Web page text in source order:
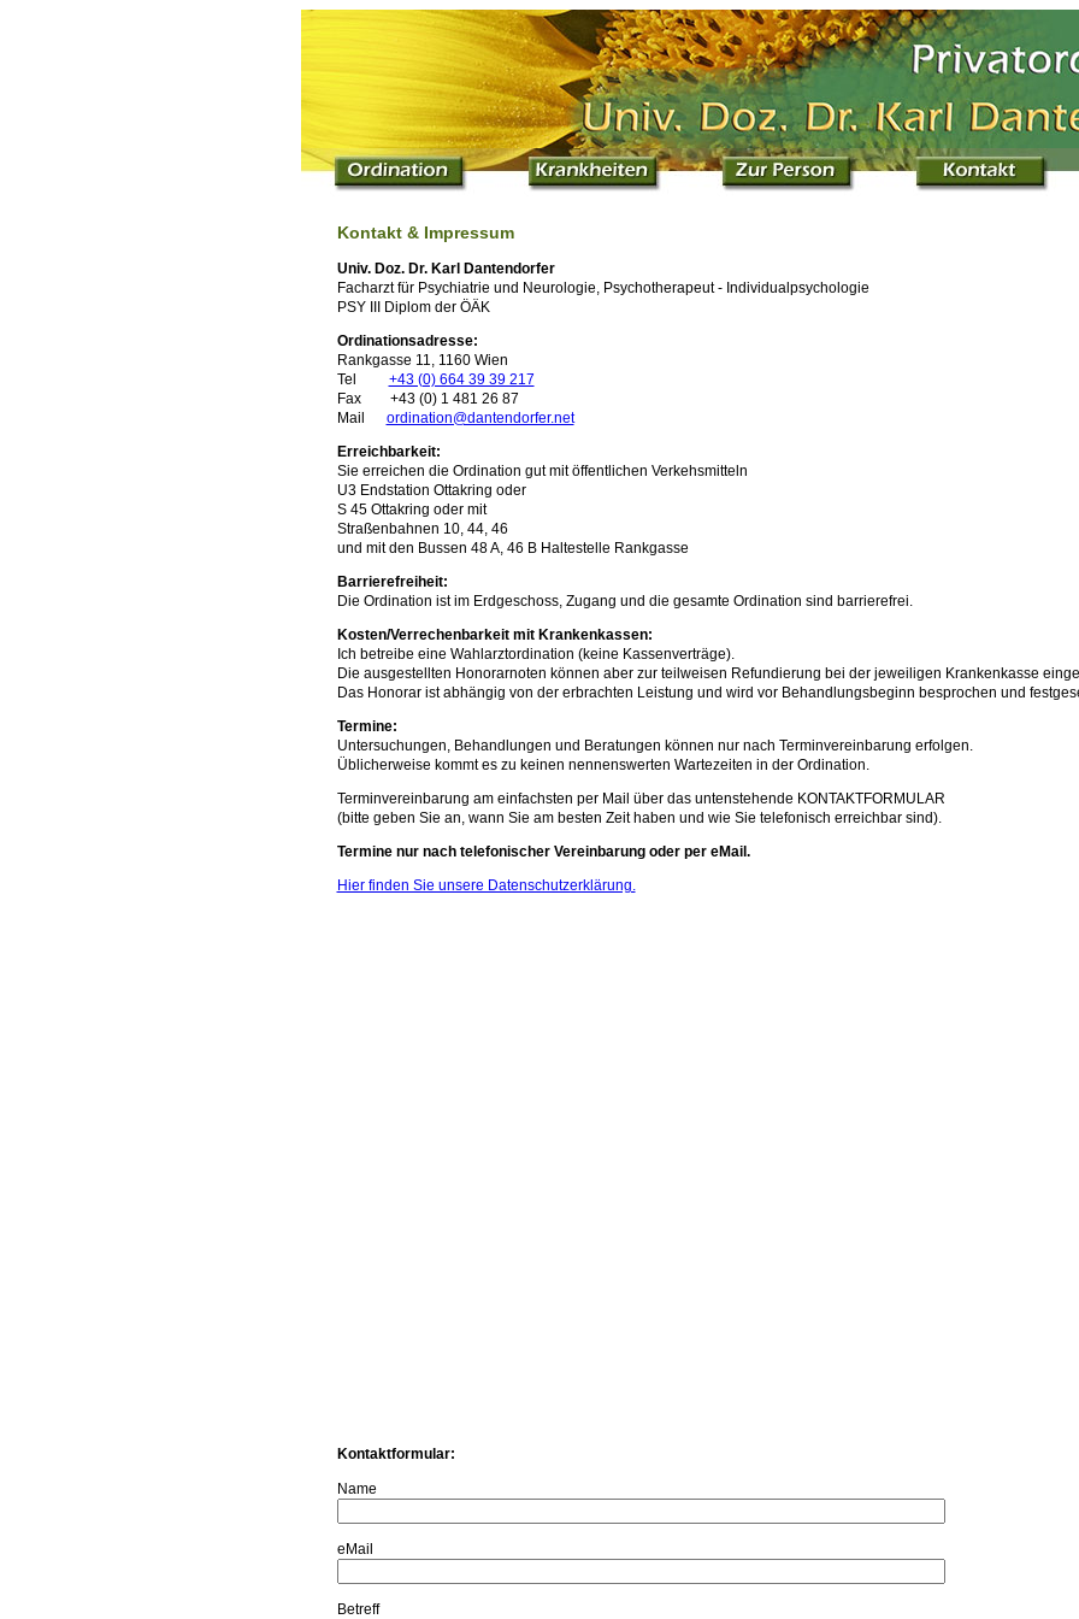
Kontakt & Impressum
Univ. Doz. Dr. Karl Dantendorfer
Facharzt für Psychiatrie und Neurologie, Psychotherapeut - Individualpsychologie
PSY III Diplom der ÖÄK
Ordinationsadresse:
Rankgasse 11, 1160 Wien
Tel +43 (0) 664 39 39 217
Fax +43 (0) 1 481 26 87
Mail ordination@dantendorfer.net
Erreichbarkeit:
Sie erreichen die Ordination gut mit öffentlichen Verkehsmitteln
U3 Endstation Ottakring oder
S 45 Ottakring oder mit
Straßenbahnen 10, 44, 46
und mit den Bussen 48 A, 46 B Haltestelle Rankgasse
Barrierefreiheit:
Die Ordination ist im Erdgeschoss, Zugang und die gesamte Ordination sind barrierefrei.
Kosten/Verrechenbarkeit mit Krankenkassen:
Ich betreibe eine Wahlarztordination (keine Kassenverträge).
Die ausgestellten Honorarnoten können aber zur teilweisen Refundierung bei der jeweiligen Krankenkasse
Das Honorar ist abhängig von der erbrachten Leistung und wird vor Behandlungsbeginn besprochen und
Termine:
Untersuchungen, Behandlungen und Beratungen können nur nach Terminvereinbarung erfolgen.
Üblicherweise kommt es zu keinen nennenswerten Wartezeiten in der Ordination.
Terminvereinbarung am einfachsten per Mail über das untenstehende KONTAKTFORMULAR
(bitte geben Sie an, wann Sie am besten Zeit haben und wie Sie telefonisch erreichbar sind).
Termine nur nach telefonischer Vereinbarung oder per eMail.
Hier finden Sie unsere Datenschutzerklärung.
Kontaktformular:
Name
eMail
Betreff